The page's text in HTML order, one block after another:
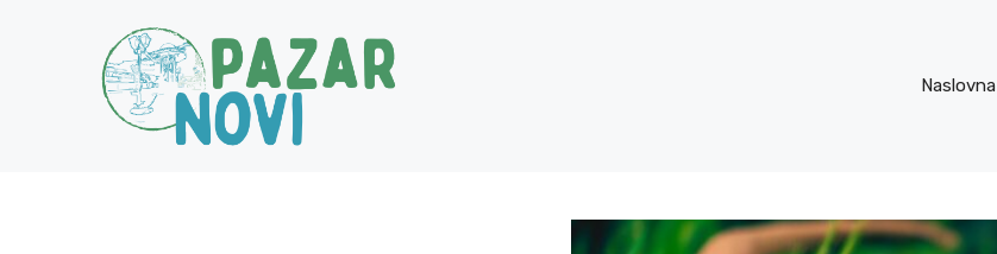
Naslovna